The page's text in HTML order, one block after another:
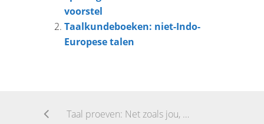
voorstel
Taalkundeboeken: niet-Indo-
Europese talen
Taal proeven: Net zoals jou, Denk